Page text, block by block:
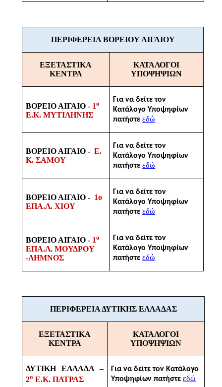
ΠΕΡΙΦΕΡΕΙΑ ΒΟΡΕΙΟΥ ΑΙΓΑΙΟΥ
ΕΞΕΤΑΣΤΙΚΑ
ΚΕΝΤΡΑ
ΚΑΤΑΛΟΓΟΙ
ΥΠΟΨΗΨΙΩΝ
ΒΟΡΕΙΟ ΑΙΓΑΙΟ - 1ο
Ε.Κ. ΜΥΤΙΛΗΝΗΣ
Για να δείτε τον
Κατάλογο Υποψηφίων
πατήστεεδώ
ΒΟΡΕΙΟ ΑΙΓΑΙΟ - Ε.
Κ. ΣΑΜΟΥ
Για να δείτε τον
Κατάλογο Υποψηφίων
πατήστεεδώ
ΒΟΡΕΙΟ ΑΙΓΑΙΟ - 1ο
ΕΠΑ.Λ. ΧΙΟΥ
Για να δείτε τον
Κατάλογο Υποψηφίων
πατήστεεδώ
ΒΟΡΕΙΟ ΑΙΓΑΙΟ - 1ο
ΕΠΑ.Λ. ΜΟΥΔΡΟΥ
-ΛΗΜΝΟΣ
Για να δείτε τον
Κατάλογο Υποψηφίων
πατήστεεδώ
ΠΕΡΙΦΕΡΕΙΑ ΔΥΤΙΚΗΣ ΕΛΛΑΔΑΣ
ΕΞΕΤΑΣΤΙΚΑ
ΚΕΝΤΡΑ
ΚΑΤΑΛΟΓΟΙ
ΥΠΟΨΗΨΙΩΝ
ΔΥΤΙΚΗ ΕΛΛΑΔΑ –
2ο Ε.Κ. ΠΑΤΡΑΣ
Για να δείτε τον Κατάλογο
Υποψηφίων πατήστεεδώ